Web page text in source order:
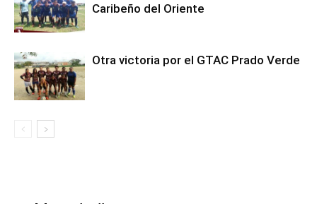
Caribeño del Oriente
Otra victoria por el GTAC Prado Verde